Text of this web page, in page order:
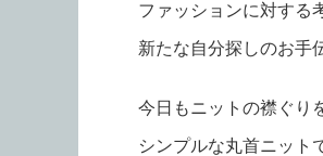
ファッションに対する
新たな自分探しのお手
今日もニットの襟ぐり
シンプルな丸首ニット